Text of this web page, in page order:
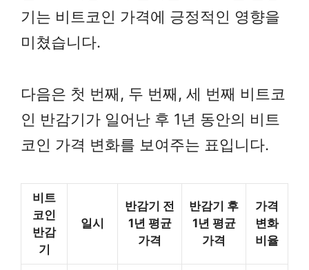
기는 비트코인 가격에 긍정적인 영향을
미쳤습니다.
다음은 첫 번째, 두 번째, 세 번째 비트코
인 반감기가 일어난 후 1년 동안의 비트
코인 가격 변화를 보여주는 표입니다.
비트
코인
반감
기
일시
반감기 전
1년 평균
가격
반감기 후
1년 평균
가격
가격
변화
비율